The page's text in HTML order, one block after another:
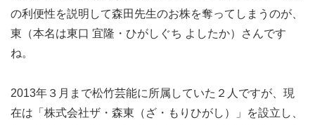
の利便性を説明して森田先生のお株を奪ってしまうのが、
東（本名は東口 宜隆・ひがしぐち よしたか）さんです
ね。
2013年３月まで松竹芸能に所属していた２人ですが、現
在は「株式会社ザ・森東（ざ・もりひがし）」を設立し、